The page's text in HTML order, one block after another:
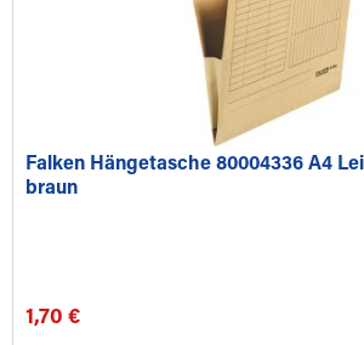
Falken Hängetasche 80004336 A4
braun
1,70 €